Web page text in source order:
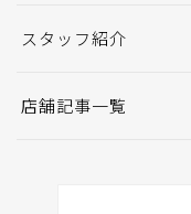
スタッフ紹介
店舗記事一覧